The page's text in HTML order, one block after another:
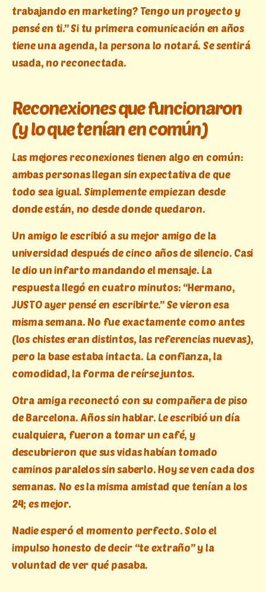
trabajando en marketing? Tengo un proyecto y
pensé en ti.” Si tu primera comunicación en años
tiene una agenda, la persona lo notará. Se sentirá
usada, no reconectada.
Reconexiones que funcionaron
(y lo que tenían en común)
Las mejores reconexiones tienen algo en común:
ambas personas llegan sin expectativa de que
todo sea igual. Simplemente empiezan desde
donde están, no desde donde quedaron.
Un amigo le escribió a su mejor amigo de la
universidad después de cinco años de silencio. Casi
le dio un infarto mandando el mensaje. La
respuesta llegó en cuatro minutos: “Hermano,
JUSTO ayer pensé en escribirte.” Se vieron esa
misma semana. No fue exactamente como antes
(los chistes eran distintos, las referencias nuevas),
pero la base estaba intacta. La confianza, la
comodidad, la forma de reírse juntos.
Otra amiga reconectó con su compañera de piso
de Barcelona. Años sin hablar. Le escribió un día
cualquiera, fueron a tomar un café, y
descubrieron que sus vidas habían tomado
caminos paralelos sin saberlo. Hoy se ven cada dos
semanas. No es la misma amistad que tenían a los
24; es mejor.
Nadie esperó el momento perfecto. Solo el
impulso honesto de decir “te extraño” y la
voluntad de ver qué pasaba.